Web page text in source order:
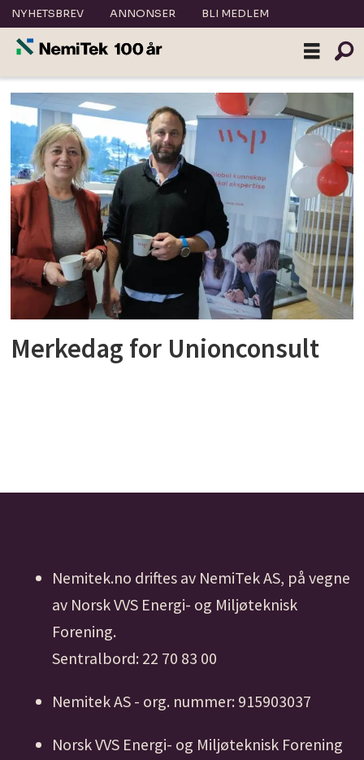
NYHETSBREV ANNONSER BLI MEDLEM
Tag:
unionconsult
Merkedag for Unionconsult
Nemitek.no driftes av NemiTek AS, på vegne
av Norsk VVS Energi- og Miljøteknisk
Forening.
Sentralbord: 22 70 83 00
Nemitek AS - org. nummer: 915903037
Norsk VVS Energi- og Miljøteknisk Forening